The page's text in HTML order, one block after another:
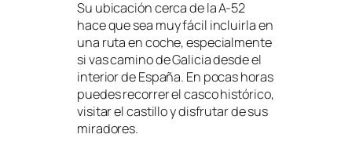
Su ubicación cerca de la A-52
hace que sea muy fácil incluirla en
una ruta en coche, especialmente
si vas camino de Galicia desde el
interior de España. En pocas horas
puedes recorrer el casco histórico,
visitar el castillo y disfrutar de sus
miradores.